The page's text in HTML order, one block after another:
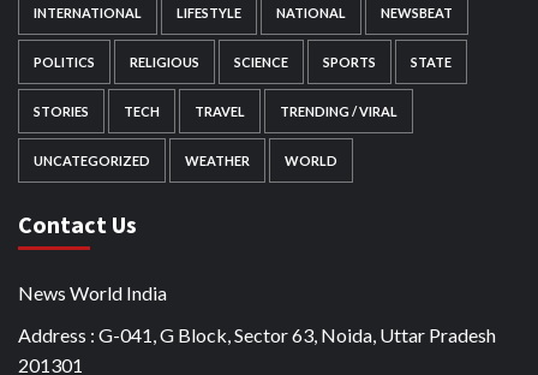
INTERNATIONAL LIFESTYLE NATIONAL NEWSBEAT
POLITICS RELIGIOUS SCIENCE SPORTS STATE
STORIES TECH TRAVEL TRENDING / VIRAL
UNCATEGORIZED WEATHER WORLD
Contact Us
News World India
Address : G-041, G Block, Sector 63, Noida, Uttar Pradesh
201301